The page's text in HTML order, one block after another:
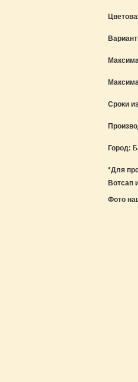
Сроки
Город:
*Для
Вотсап
Фото